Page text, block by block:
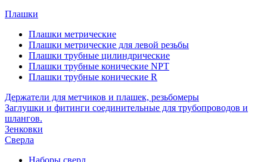
Плашки
Плашки метрические
Плашки метрические для левой резьбы
Плашки трубные цилиндрические
Плашки трубные конические NPT
Плашки трубные конические R
Держатели для метчиков и плашек, резьбомеры
Заглушки и фитинги соединительные для трубопроводов и
шлангов.
Зенковки
Сверла